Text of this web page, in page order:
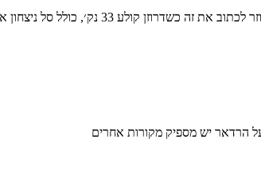
קולע 33 נק׳, כולל סל ניצחון אאל״ט.
הרדאר יש מספיק מקורות אחרים